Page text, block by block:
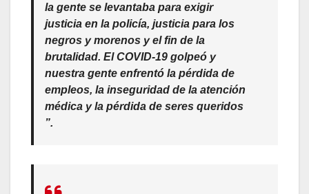
la gente se levantaba para exigir
justicia en la policía, justicia para los
negros y morenos y el fin de la
brutalidad. El COVID-19 golpeó y
nuestra gente enfrentó la pérdida de
empleos, la inseguridad de la atención
médica y la pérdida de seres queridos
”.